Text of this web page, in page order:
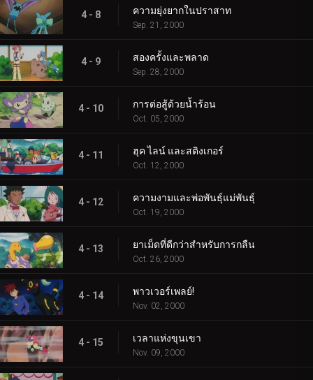
4 - 8 ความยุ่งยากในปราสาท
Sep. 21, 2000
4 - 9 สองครั้งและพลาด
Sep. 28, 2000
4 - 10 การต่อสู้ด้วยน้ำร้อน
Oct. 05, 2000
4 - 11 ฮุค ไลน์ และสติงเกอร์
Oct. 12, 2000
4 - 12 ความงามและพ่อพันธุ์แม่พันธุ์
Oct. 19, 2000
4 - 13 ยาเม็ดที่ดีกว่าสำหรับการกลืน
Oct. 26, 2000
4 - 14 พาวเวอร์เพลย์!
Nov. 02, 2000
4 - 15 เวลาแห่งขุนเขา
Nov. 09, 2000